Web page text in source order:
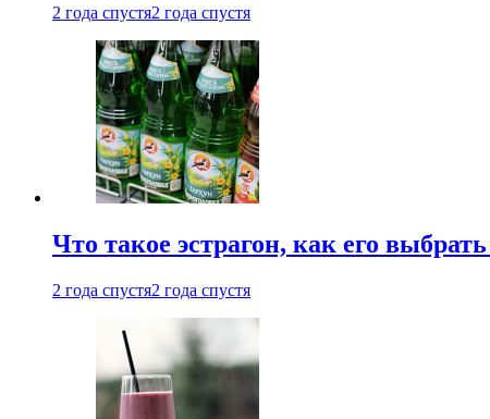
2 года спустя2 года спустя
Что такое эстрагон, как его
2 года спустя2 года спустя